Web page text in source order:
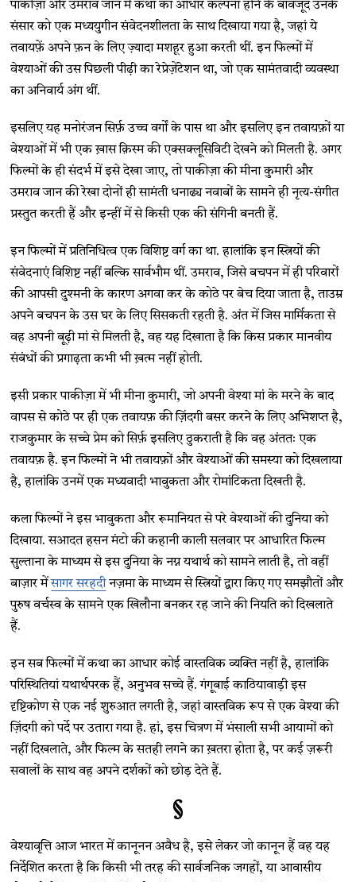
पाकीज़ा और उमराव जान में कथा का आधार कल्पना होने के बावजूद उनके
संसार को एक मध्ययुगीन संवेदनशीलता के साथ दिखाया गया है, जहां ये
तवायफ़ें अपने फ़न के लिए ज़्यादा मशहूर हुआ करती थीं. इन फिल्मों में
वेश्याओं की उस पिछली पीढ़ी का रेप्रेज़ेंटेशन था, जो एक सामंतवादी व्यवस्था
का अनिवार्य अंग थीं.
इसलिए यह मनोरंजन सिर्फ़ उच्च वर्गों के पास था और इसलिए इन तवायफ़ों या
वेश्याओं में भी एक ख़ास क़िस्म की एक्सक्लूसिविटी देखने को मिलती है. अगर
फिल्मों के ही संदर्भ में इसे देखा जाए, तो पाकीज़ा की मीना कुमारी और
उमराव जान की रेखा दोनों ही सामंती धनाढ्य नवाबों के सामने ही नृत्य-संगीत
प्रस्तुत करती हैं और इन्हीं में से किसी एक की संगिनी बनती हैं.
इन फिल्मों में प्रतिनिधित्व एक विशिष्ट वर्ग का था. हालांकि इन स्त्रियों की
संवेदनाएं विशिष्ट नहीं बल्कि सार्वभौम थीं. उमराव, जिसे बचपन में ही परिवारों
की आपसी दुश्मनी के कारण अगवा कर के कोठे पर बेच दिया जाता है, ताउम्र
अपने बचपन के उस घर के लिए सिसकती रहती है. अंत में जिस मार्मिकता से
वह अपनी बूढ़ी मां से मिलती है, वह यह दिखाता है कि किस प्रकार मानवीय
संबंधों की प्रगाढ़ता कभी भी ख़त्म नहीं होती.
इसी प्रकार पाकीज़ा में भी मीना कुमारी, जो अपनी वेश्या मां के मरने के बाद
वापस से कोठे पर ही एक तवायफ़ की ज़िंदगी बसर करने के लिए अभिशप्त है,
राजकुमार के सच्चे प्रेम को सिर्फ़ इसलिए ठुकराती है कि वह अंततः एक
तवायफ़ है. इन फिल्मों ने भी तवायफ़ों और वेश्याओं की समस्या को दिखलाया
है, हालांकि उनमें एक मध्यवादी भावुकता और रोमांटिकता दिखती है.
कला फिल्मों ने इस भावुकता और रूमानियत से परे वेश्याओं की दुनिया को
दिखाया. सआदत हसन मंटो की कहानी काली सलवार पर आधारित फिल्म
सुल्ताना के माध्यम से इस दुनिया के नग्न यथार्थ को सामने लाती है, तो वहीं
बाज़ार मेंसागर सरहदीनज़मा के माध्यम से स्त्रियों द्वारा किए गए समझौतों और
पुरुष वर्चस्व के सामने एक खिलौना बनकर रह जाने की नियति को दिखलाते
हैं.
इन सब फिल्मों में कथा का आधार कोई वास्तविक व्यक्ति नहीं है, हालांकि
परिस्थितियां यथार्थपरक हैं, अनुभव सच्चे हैं. गंगूबाई काठियावाड़ी इस
दृष्टिकोण से एक नई शुरुआत लगती है, जहां वास्तविक रूप से एक वेश्या की
ज़िंदगी को पर्दे पर उतारा गया है. हां, इस चित्रण में भंसाली सभी आयामों को
नहीं दिखलाते, और फिल्म के सतही लगने का ख़तरा होता है, पर कई ज़रूरी
सवालों के साथ वह अपने दर्शकों को छोड़ देते हैं.
§
वेश्यावृत्ति आज भारत में कानूनन अवैध है, इसे लेकर जो कानून हैं वह यह
निर्देशित करता है कि किसी भी तरह की सार्वजनिक जगहों, या आवासीय